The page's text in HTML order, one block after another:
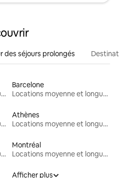
des séjours prolongés
Locations moyenne et longue durée
Barcelone
Locations moyenne et longue durée
Locations moyenne et longue durée
Athènes
Locations moyenne et longue durée
Locations moyenne et longue durée
Montréal
Locations moyenne et longue durée
Afficher plus